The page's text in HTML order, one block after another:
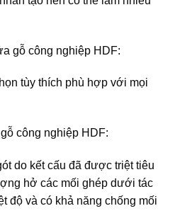
gỗ công nghiệp HDF:
tùy thích phù hợp với mọi
công nghiệp HDF:
do kết cấu đã được triệt tiêu
hở các mối ghép dưới tác
độ và có khả năng chống mối